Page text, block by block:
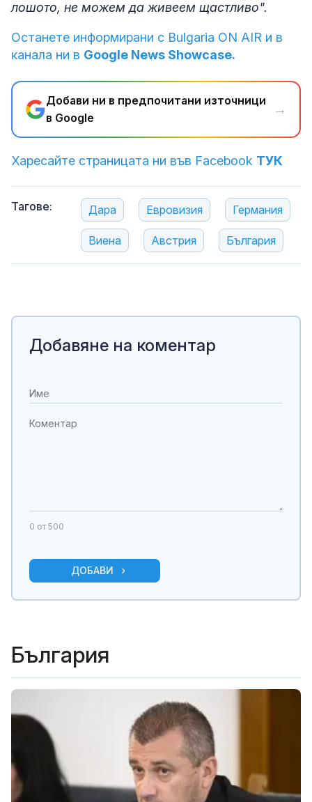
лошото, не можем да живеем щастливо".
Останете информирани с Bulgaria ON AIR и в
канала ни в Google News Showcase.
Добави ни в предпочитани източници
в Google
→
Харесайте страницата ни във Facebook ТУК
Тагове: Дара Евровизия Германия
Виена Австрия България
Добавяне на коментар
0 от 500
ДОБАВИ
България